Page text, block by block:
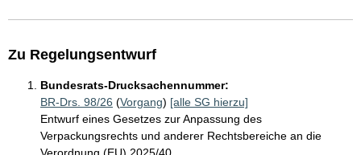
Zu Regelungsentwurf
Bundesrats-Drucksachennummer:
BR-Drs. 98/26 (Vorgang) [alle SG hierzu]
Entwurf eines Gesetzes zur Anpassung des
Verpackungsrechts und anderer Rechtsbereiche an die